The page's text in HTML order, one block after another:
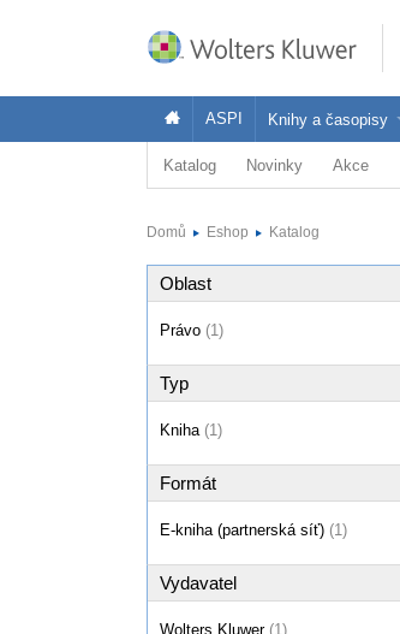
ASPI Knihy a časopisy
Knihy
Katalog Novinky Akce
Domů Eshop Katalog
Oblast
Právo (1)
Typ
Kniha (1)
Formát
E-kniha (partnerská síť) (1)
Vydavatel
Wolters Kluwer (1)